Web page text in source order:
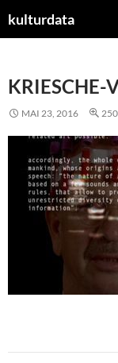
kulturdata
KRIESCHE-
MAI 23, 2016